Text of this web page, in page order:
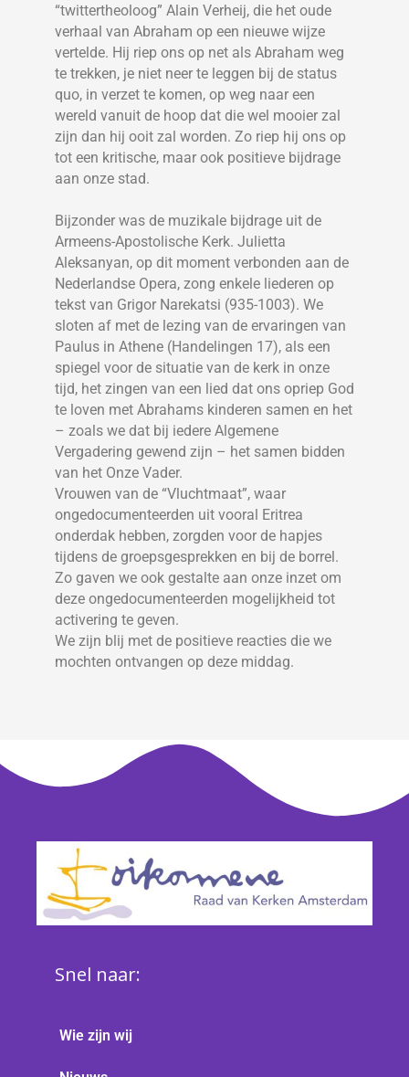
“twittertheoloog” Alain Verheij, die het oude
verhaal van Abraham op een nieuwe wijze
vertelde. Hij riep ons op net als Abraham weg
te trekken, je niet neer te leggen bij de status
quo, in verzet te komen, op weg naar een
wereld vanuit de hoop dat die wel mooier zal
zijn dan hij ooit zal worden. Zo riep hij ons op
tot een kritische, maar ook positieve bijdrage
aan onze stad.
Bijzonder was de muzikale bijdrage uit de
Armeens-Apostolische Kerk. Julietta
Aleksanyan, op dit moment verbonden aan de
Nederlandse Opera, zong enkele liederen op
tekst van Grigor Narekatsi (935-1003). We
sloten af met de lezing van de ervaringen van
Paulus in Athene (Handelingen 17), als een
spiegel voor de situatie van de kerk in onze
tijd, het zingen van een lied dat ons opriep God
te loven met Abrahams kinderen samen en het
– zoals we dat bij iedere Algemene
Vergadering gewend zijn – het samen bidden
van het Onze Vader.
Vrouwen van de “Vluchtmaat”, waar
ongedocumenteerden uit vooral Eritrea
onderdak hebben, zorgden voor de hapjes
tijdens de groepsgesprekken en bij de borrel.
Zo gaven we ook gestalte aan onze inzet om
deze ongedocumenteerden mogelijkheid tot
activering te geven.
We zijn blij met de positieve reacties die we
mochten ontvangen op deze middag.
Snel naar:
Wie zijn wij